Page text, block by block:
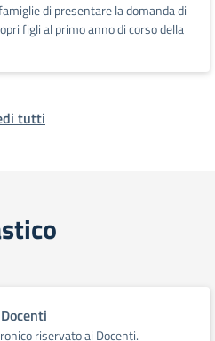
di presentare la domanda di
figli al primo anno di corso della
tutti
riservato ai Docenti.